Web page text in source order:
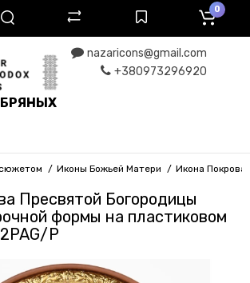
nazaricons@gmail.com
+380973296920
0
Иконы Божьей Матери Икона Покрова
Пресвятой Богородицы
формы на пластиковом
P